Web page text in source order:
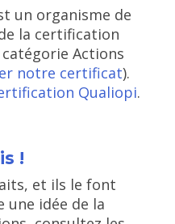
un organisme de
la certification
Actions
notre certificat).
Qualiopi.
!
et ils le font
une idée de la